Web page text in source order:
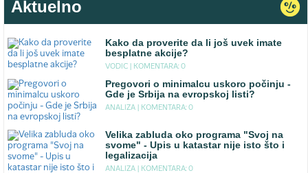
Aktuelno
Kako da proverite da li još uvek imate
besplatne akcije?
VODIC | KOMENTARA: 0
Pregovori o minimalcu uskoro počinju -
Gde je Srbija na evropskoj listi?
ANALIZA | KOMENTARA: 0
Velika zabluda oko programa "Svoj na
svome" - Upis u katastar nije isto što i
legalizacija
ANALIZA | KOMENTARA: 0